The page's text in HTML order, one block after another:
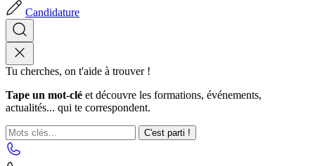
Candidature
Tu cherches, on t'aide à trouver !
Tape un mot-clé et découvre les formations, événements,
actualités... qui te correspondent.
C'est parti !